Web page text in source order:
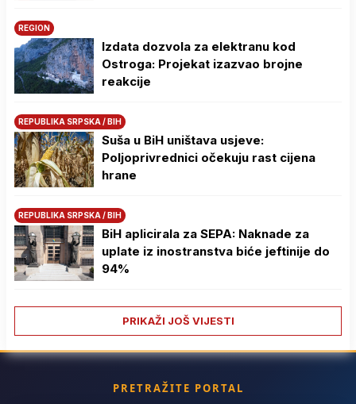
REGION
Izdata dozvola za elektranu kod
Ostroga: Projekat izazvao brojne
reakcije
REPUBLIKA SRPSKA / BIH
Suša u BiH uništava usjeve:
Poljoprivrednici očekuju rast cijena
hrane
REPUBLIKA SRPSKA / BIH
BiH aplicirala za SEPA: Naknade za
uplate iz inostranstva biće jeftinije do
94%
PRIKAŽI JOŠ VIJESTI
PRETRAŽITE PORTAL